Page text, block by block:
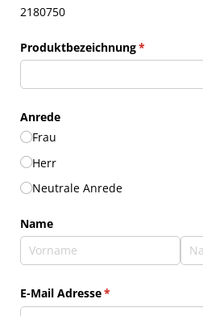
2180750
Produktbezeichnung*
(erforderlich)
Anrede
Frau
Herr
Neutrale Anrede
Name
E-Mail Adresse*
(erforderlich)